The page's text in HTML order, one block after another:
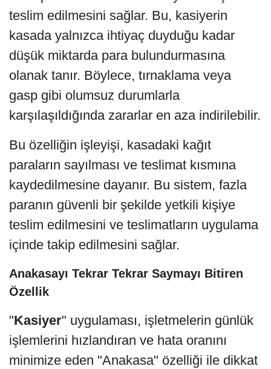
teslim edilmesini sağlar. Bu, kasiyerin
kasada yalnızca ihtiyaç duyduğu kadar
düşük miktarda para bulundurmasına
olanak tanır. Böylece, tırnaklama veya
gasp gibi olumsuz durumlarla
karşılaşıldığında zararlar en aza indirilebilir.
Bu özelliğin işleyişi, kasadaki kağıt
paraların sayılması ve teslimat kısmına
kaydedilmesine dayanır. Bu sistem, fazla
paranın güvenli bir şekilde yetkili kişiye
teslim edilmesini ve teslimatların uygulama
içinde takip edilmesini sağlar.
Anakasayı Tekrar Tekrar Saymayı Bitiren
Özellik
"Kasiyer" uygulaması, işletmelerin günlük
işlemlerini hızlandıran ve hata oranını
minimize eden "Anakasa" özelliği ile dikkat